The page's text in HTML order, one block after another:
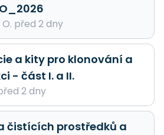
před 2 dny
a kity pro klonování a
- část I. a II.
2 dny
čistících prostředků a